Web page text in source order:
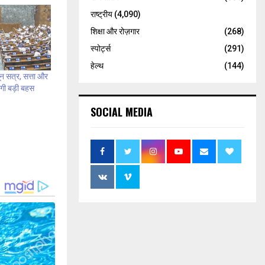
सत्ता और
बड़ी बहस
राष्ट्रीय (4,090)
शिक्षा और रोज़गार
(268)
स्पोर्ट्स
(291)
हेल्थ
(144)
SOCIAL MEDIA